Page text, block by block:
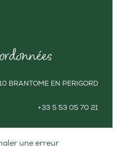
BRANTOME EN PERIGORD
+33 5 53 05 70 21
une erreur